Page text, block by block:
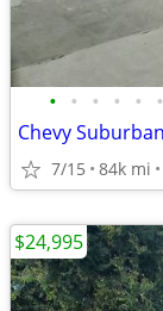
• • • • • •
7/15 84k mi
$24,995